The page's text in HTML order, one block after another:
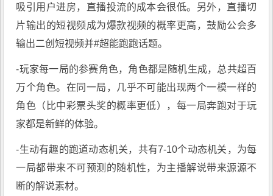
吸引用户进房，直播投流的成本会很低。另外，直播切
片输出的短视频成为爆款视频的概率更高，鼓励公会多
输出二创短视频并#超能跑跑话题。
-玩家每一局的参赛角色，角色都是随机生成，总共超百
万个角色。在同一局，几乎不可能出现两个一模一样的
角色（比中彩票头奖的概率更低），每一局奔跑对于玩
家都是新鲜的体验。
-生动有趣的跑道动态机关，共有7-10个动态机关，为每
一局都带来不可预测的随机性，为主播解说带来源源不
断的解说素材。